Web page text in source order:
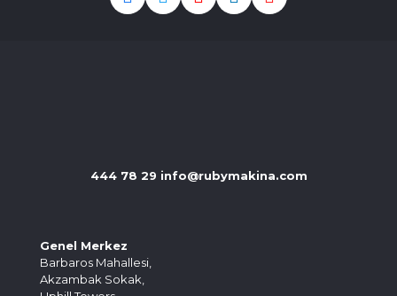
444 78 29 info@rubymakina.com
Genel Merkez
Barbaros Mahallesi,
Akzambak Sokak,